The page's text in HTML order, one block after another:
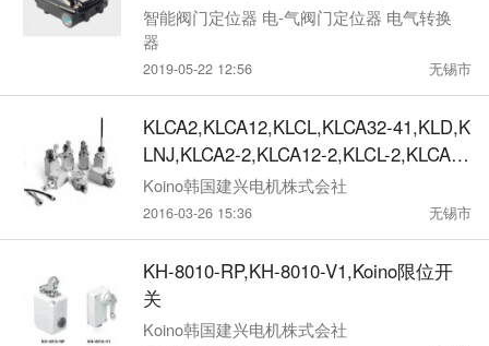
智能阀门定位器 电-气阀门定位器 电气转换
器
2019-05-22 12:56 无锡市
KLCA2,KLCA12,KLCL,KLCA32-41,KLD,K
LNJ,KLCA2-2,KLCA12-2,KLCL-2,KLCA32
-42,KLD2,KLNJ-A2,Koino限位开关
Koino韩国建兴电机株式会社
2016-03-26 15:36 无锡市
KH-8010-RP,KH-8010-V1,Koino限位开
关
Koino韩国建兴电机株式会社